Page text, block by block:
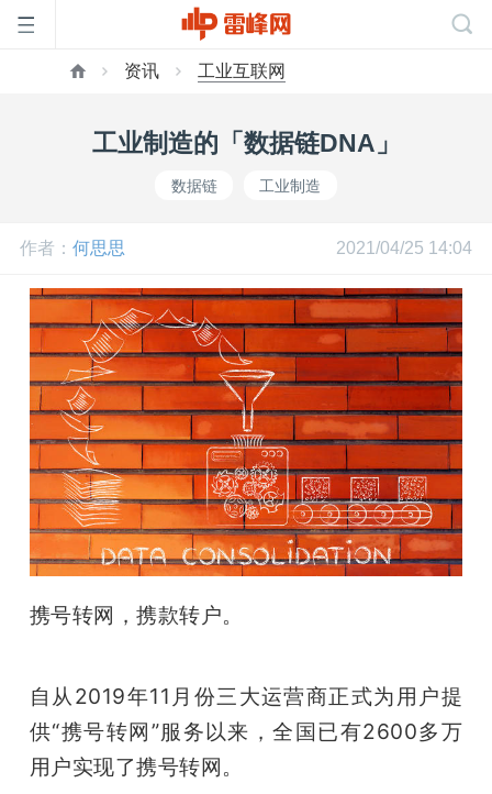
峰
网
公
开
课
活
动
中
资讯 工业互联网
工业制造的「数据链DNA」
数据链 工业制造
作者： 何思思 2021/04/25 14:04
携号转网，携款转户。
自从2019年11月份三大运营商正式为用户提
供“携号转网”服务以来，全国已有2600多万
用户实现了携号转网。